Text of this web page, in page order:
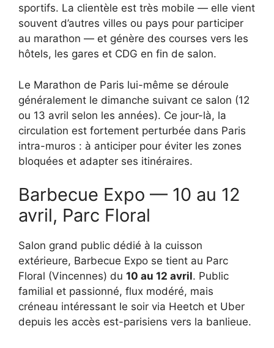
sportifs. La clientèle est très mobile — elle vient
souvent d’autres villes ou pays pour participer
au marathon — et génère des courses vers les
hôtels, les gares et CDG en fin de salon.
Le Marathon de Paris lui-même se déroule
généralement le dimanche suivant ce salon (12
ou 13 avril selon les années). Ce jour-là, la
circulation est fortement perturbée dans Paris
intra-muros : à anticiper pour éviter les zones
bloquées et adapter ses itinéraires.
Barbecue Expo — 10 au 12
avril, Parc Floral
Salon grand public dédié à la cuisson
extérieure, Barbecue Expo se tient au Parc
Floral (Vincennes) du 10 au 12 avril. Public
familial et passionné, flux modéré, mais
créneau intéressant le soir via Heetch et Uber
depuis les accès est-parisiens vers la banlieue.